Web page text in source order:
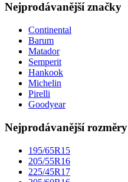
Nejprodávanější značky
Continental
Barum
Matador
Semperit
Hankook
Michelin
Pirelli
Goodyear
Nejprodávanější rozměry
195/65R15
205/55R16
225/45R17